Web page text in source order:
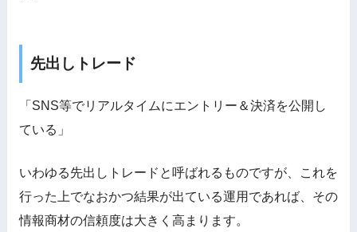
先出しトレード
「SNS等でリアルタイムにエントリー＆決済を公開し
ている」
いわゆる先出しトレードと呼ばれるものですが、これを
行った上でなおかつ結果が出ている運用であれば、その
情報商材の信頼度は大きく高まります。